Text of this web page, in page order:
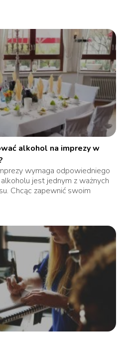
alkohol na imprezy w
wymaga odpowiedniego
jest jednym z ważnych
Chcąc zapewnić swoim